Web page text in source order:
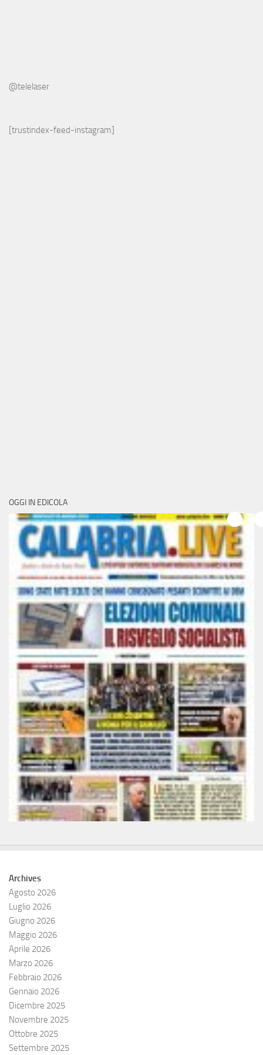
@telelaser
[trustindex-feed-instagram]
OGGI IN EDICOLA
Archives
Agosto 2026
Luglio 2026
Giugno 2026
Maggio 2026
Aprile 2026
Marzo 2026
Febbraio 2026
Gennaio 2026
Dicembre 2025
Novembre 2025
Ottobre 2025
Settembre 2025